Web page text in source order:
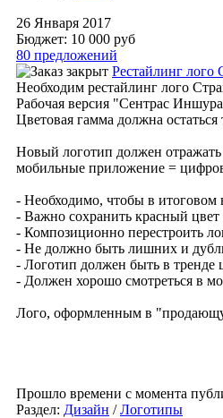
26 Января 2017
Бюджет: 10 000 руб
80 предложений
Рестайлинг
Необходим рестайлинг лого
Рабочая версия "Сентрас
Цветовая гамма должна
Новый логотип должен
мобильные приложение =
- Необходимо, чтобы в итоговом
- Важно сохранить красный
- Композиционно перестроить
- Не должно быть лишних и
- Логотип должен быть в тренде
- Должен хорошо смотреться в
Лого, оформленным в
Прошло времени с момента
Раздел: Дизайн /Логотипы